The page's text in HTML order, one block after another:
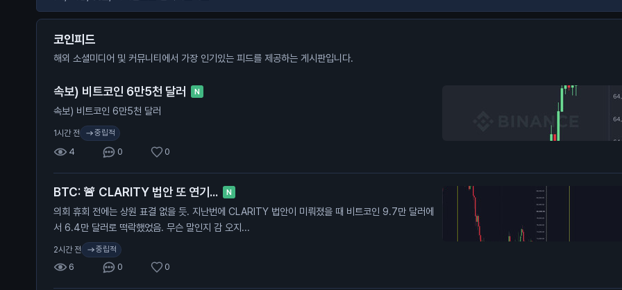
코인피드
해외 소셜미디어 및 커뮤니티에서 가장 인기있는 피드를 제공하는 게시판입니다.
속보) 비트코인 6만5천 달러 N
속보) 비트코인 6만5천 달러
1시간 전 중립적
4 0 0
BTC: 🚨 CLARITY 법안 또 연기... N
의회 휴회 전에는 상원 표결 없을 듯. 지난번에 CLARITY 법안이 미뤄졌을 때 비트코인 9.7만 달러에
서 6.4만 달러로 떡락했었음. 무슨 말인지 감 오지...
2시간 전 중립적
6 0 0